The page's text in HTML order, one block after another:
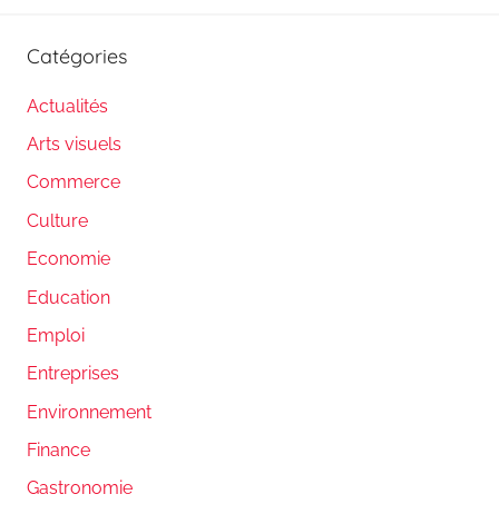
Catégories
Actualités
Arts visuels
Commerce
Culture
Economie
Education
Emploi
Entreprises
Environnement
Finance
Gastronomie